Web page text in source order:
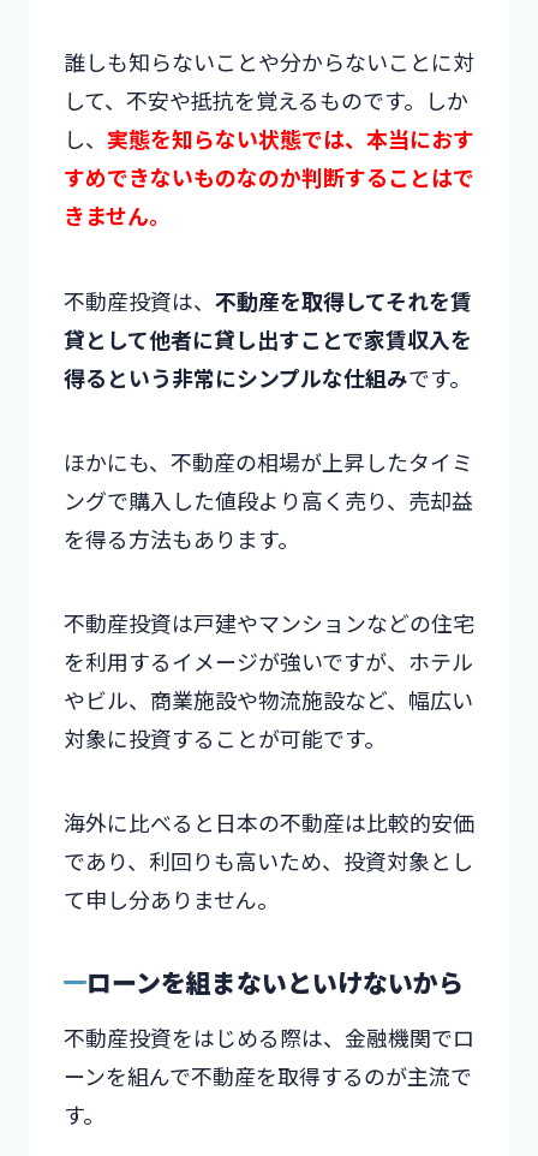
誰しも知らないことや分からないことに対
して、不安や抵抗を覚えるものです。しか
し、 実態を知らない状態では、本当におす
すめできないものなのか判断することはで
きません。
不動産投資は、 不動産を取得してそれを賃
貸として他者に貸し出すことで家賃収入を
得るという非常にシンプルな仕組みです。
ほかにも、不動産の相場が上昇したタイミ
ングで購入した値段より高く売り、売却益
を得る方法もあります。
不動産投資は戸建やマンションなどの住宅
を利用するイメージが強いですが、ホテル
やビル、商業施設や物流施設など、幅広い
対象に投資することが可能です。
海外に比べると日本の不動産は比較的安価
であり、利回りも高いため、投資対象とし
て申し分ありません。
ローンを組まないといけないから
不動産投資をはじめる際は、金融機関でロ
ーンを組んで不動産を取得するのが主流で
す。